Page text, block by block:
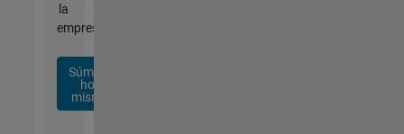
la
empresa.
Súmese
hoy
mismo